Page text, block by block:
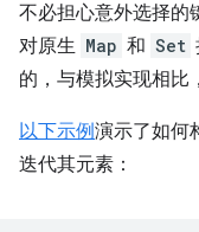
不必担心意外选择的
对原生 Map 和 Set
的，与模拟实现相比
以下示例演示了如何
迭代其元素：